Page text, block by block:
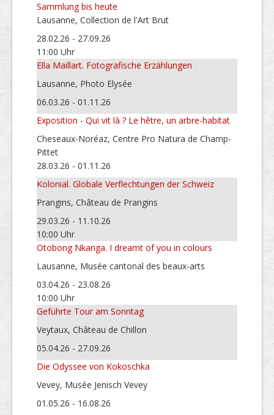
Sammlung bis heute
Lausanne, Collection de l'Art Brut
28.02.26 - 27.09.26
11:00 Uhr
Ella Maillart. Fotografische Erzählungen
Lausanne, Photo Elysée
06.03.26 - 01.11.26
Exposition - Qui vit là ? Le hêtre, un arbre-habitat
Cheseaux-Noréaz, Centre Pro Natura de Champ-
Pittet
28.03.26 - 01.11.26
Kolonial. Globale Verflechtungen der Schweiz
Prangins, Château de Prangins
29.03.26 - 11.10.26
10:00 Uhr
Otobong Nkanga. I dreamt of you in colours
Lausanne, Musée cantonal des beaux-arts
03.04.26 - 23.08.26
10:00 Uhr
Geführte Tour am Sonntag
Veytaux, Château de Chillon
05.04.26 - 27.09.26
Die Odyssee von Kokoschka
Vevey, Musée Jenisch Vevey
01.05.26 - 16.08.26